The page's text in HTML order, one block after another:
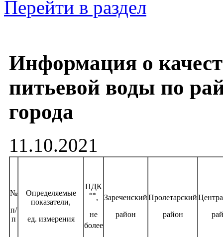
Перейти в раздел
Информация о
питьевой воды по
города
11.10.2021
№
п/
п
Определяемые
показатели,
ед. измерения
ПДК
**,
не
более
Зареченский
район
Пролетарский
район